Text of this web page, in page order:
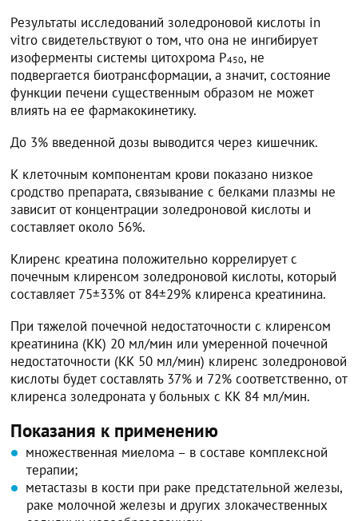
Результаты исследований золедроновой кислоты in
vitro свидетельствуют о том, что она не ингибирует
изоферменты системы цитохрома Р450, не
подвергается биотрансформации, а значит, состояние
функции печени существенным образом не может
влиять на ее фармакокинетику.
До 3% введенной дозы выводится через кишечник.
К клеточным компонентам крови показано низкое
сродство препарата, связывание с белками плазмы не
зависит от концентрации золедроновой кислоты и
составляет около 56%.
Клиренс креатина положительно коррелирует с
почечным клиренсом золедроновой кислоты, который
составляет 75±33% от 84±29% клиренса креатинина.
При тяжелой почечной недостаточности с клиренсом
креатинина (КК) 20 мл/мин или умеренной почечной
недостаточности (КК 50 мл/мин) клиренс золедроновой
кислоты будет составлять 37% и 72% соответственно, от
клиренса золедроната у больных с КК 84 мл/мин.
Показания к применению
множественная миелома – в составе комплексной
терапии;
метастазы в кости при раке предстательной железы,
раке молочной железы и других злокачественных